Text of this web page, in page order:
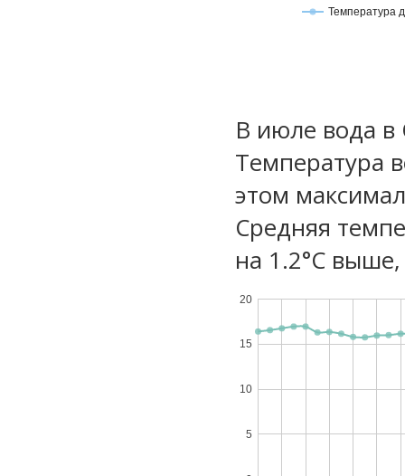
Температура
В июле вода в
Температура
этом
Средняя
на 1.2°C
5
10
15
20